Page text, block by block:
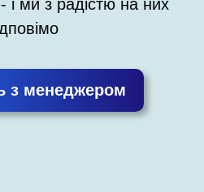
і ми з радістю на них
з менеджером